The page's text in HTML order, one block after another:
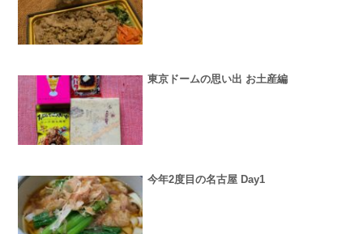
東京ドームの思い出 お土産編
今年2度目の名古屋 Day1